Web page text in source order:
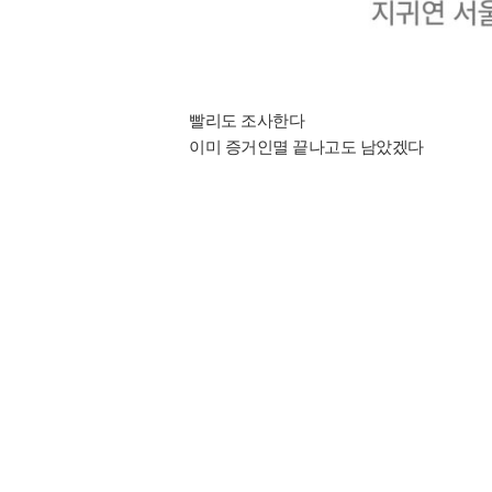
빨리도 조사한다
이미 증거인멸 끝나고도 남았겠다